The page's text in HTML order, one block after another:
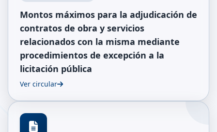
Montos máximos para la adjudicación de
contratos de obra y servicios
relacionados con la misma mediante
procedimientos de excepción a la
licitación pública
Ver circular